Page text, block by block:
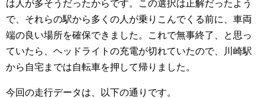
は人が多そうだったからです。この選択は正解だったよう
で、それらの駅から多くの人が乗りこんでくる前に、車両
端の良い場所を確保できました。これで無事終了、と思っ
ていたら、ヘッドライトの充電が切れていたので、川崎駅
から自宅までは自転車を押して帰りました。
今回の走行データは、以下の通りです。